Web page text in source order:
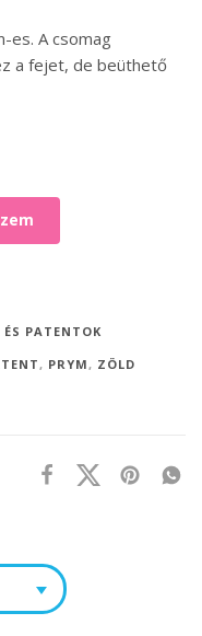
es. A csomag
a fejet, de beüthető
PATENTOK
, PRYM , ZÖLD